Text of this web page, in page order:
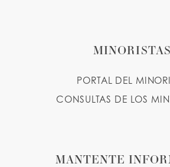
MINORISTAS
PORTAL DEL
CONSULTAS DE LOS
MANTENTE